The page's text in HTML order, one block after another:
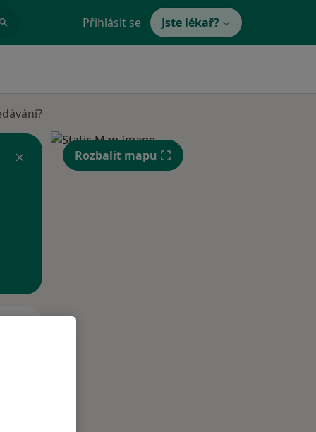
Přihlásit se Jste lékař?
Rozbalit mapu